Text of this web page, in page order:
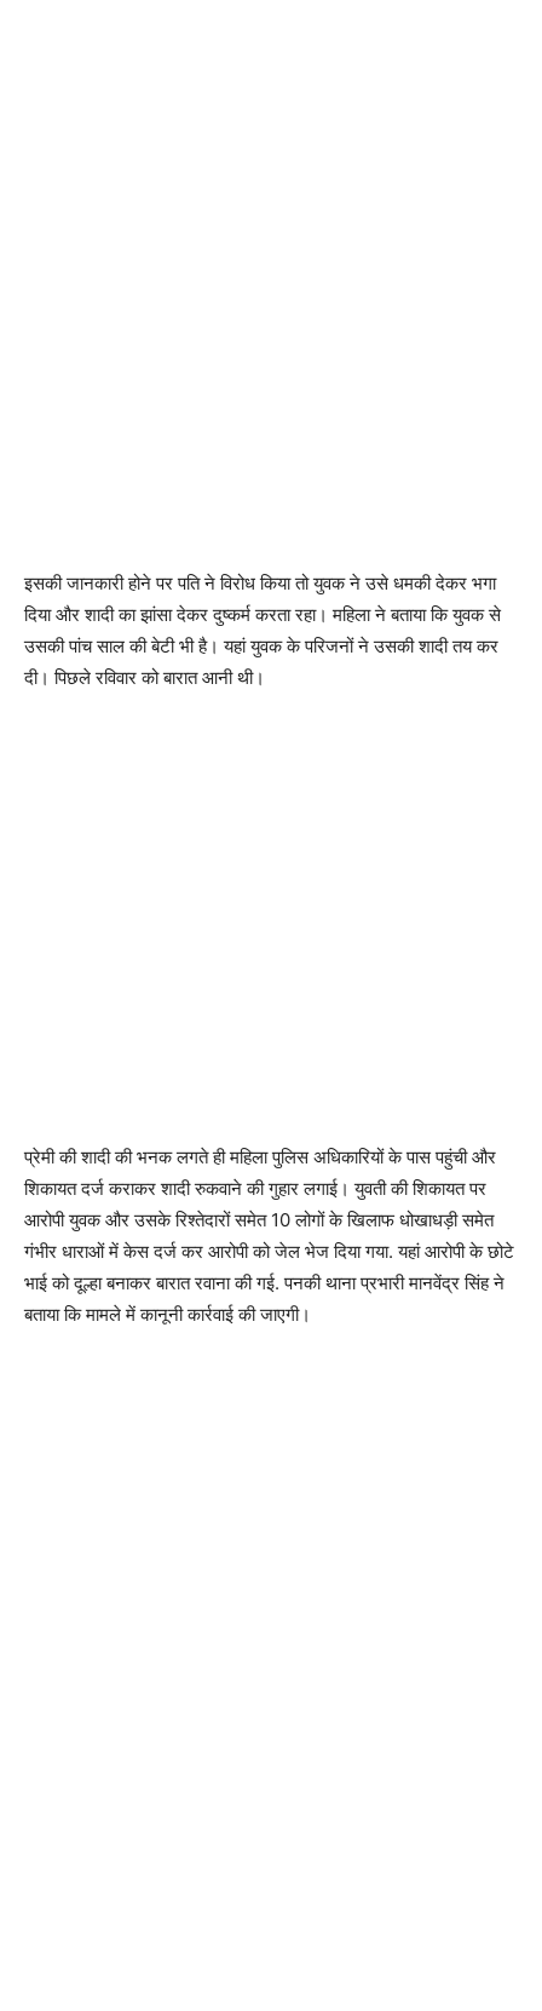
इसकी जानकारी होने पर पति ने विरोध किया तो युवक ने उसे धमकी देकर भगा
दिया और शादी का झांसा देकर दुष्कर्म करता रहा। महिला ने बताया कि युवक से
उसकी पांच साल की बेटी भी है। यहां युवक के परिजनों ने उसकी शादी तय कर
दी। पिछले रविवार को बारात आनी थी।
प्रेमी की शादी की भनक लगते ही महिला पुलिस अधिकारियों के पास पहुंची और
शिकायत दर्ज कराकर शादी रुकवाने की गुहार लगाई। युवती की शिकायत पर
आरोपी युवक और उसके रिश्तेदारों समेत 10 लोगों के खिलाफ धोखाधड़ी समेत
गंभीर धाराओं में केस दर्ज कर आरोपी को जेल भेज दिया गया. यहां आरोपी के छोटे
भाई को दूल्हा बनाकर बारात रवाना की गई. पनकी थाना प्रभारी मानवेंद्र सिंह ने
बताया कि मामले में कानूनी कार्रवाई की जाएगी।